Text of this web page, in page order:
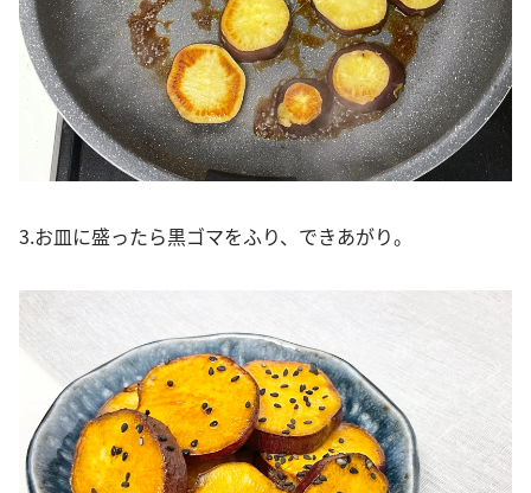
3.お皿に盛ったら黒ゴマをふり、できあがり。